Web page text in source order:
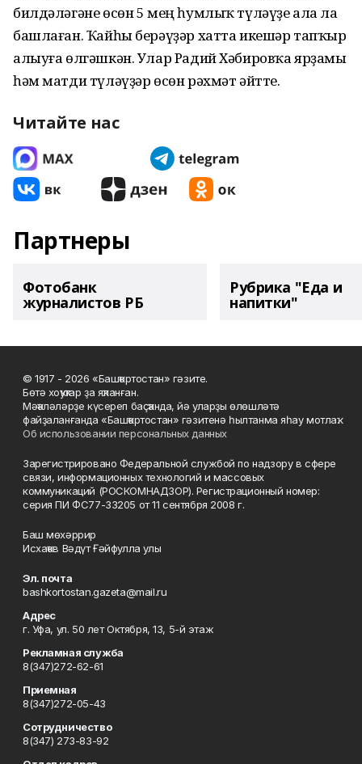
билдәләгәне өсөн 5 мең һумлыҡ түләүҙе ала ла
башлаған. Ҡайһы берәүҙәр хатта икешәр тапҡыр
алыуға өлгәшкән. Улар Радий Хәбировҡа ярҙамы
һәм матди түләүҙәр өсөн рәхмәт әйтте.
Читайте нас
Партнеры
Фотобанк
журналистов РБ
Рубрика "Еда и
напитки"
© 1917 - 2026 «Башҡортостан» гәзите.
Бөтә хоҡуҡтар ҙа яҡланған.
Мәҡәләләрҙе күсереп баҫҡанда, йә уларҙы өлөшләтә
файҙаланғанда «Башҡортостан» гәзитенә һылтанма яһау мотлаҡ.
Об использовании персональных данных
Зарегистрировано Федеральной службой по надзору в сфере
связи, информационных технологий и массовых
коммуникаций (РОСКОМНАДЗОР). Регистрационный номер:
серия ПИ ФС77-33205 от 11 сентября 2008 г.
Баш мөхәррир
Исхаҡов Вәдүт Ғәйфулла улы
Эл. почта
bashkortostan.gazeta@mail.ru
Адрес
г. Уфа, ул. 50 лет Октября, 13, 5-й этаж
Рекламная служба
8(347)272-62-61
Приемная
8(347)272-05-43
Сотрудничество
8(347) 273-83-92